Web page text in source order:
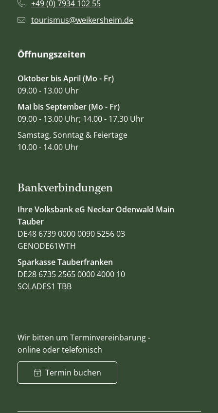
Bankverbindungen
Ihre Volksbank eG Neckar Odenwald Main
Tauber
DE48 6739 0000 0090 5256 03
GENODE61WTH
Sparkasse Tauberfranken
DE28 6735 2565 0000 4000 10
SOLADES1 TBB
Wir bitten um Terminvereinbarung -
online oder telefonisch
Termin buchen
+49 (0) 7934 102 55
tourismus@weikersheim.de
Öffnungszeiten
Oktober bis April (Mo - Fr)
09.00 - 13.00 Uhr
Mai bis September (Mo - Fr)
09.00 - 13.00 Uhr; 14.00 - 17.30 Uhr
Samstag, Sonntag & Feiertage
10.00 - 14.00 Uhr